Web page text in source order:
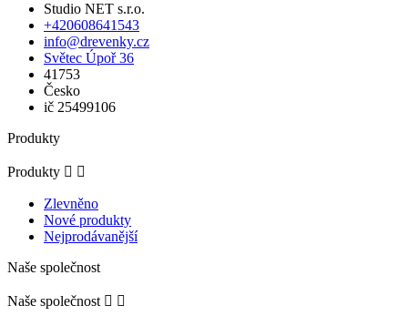
Studio NET s.r.o.
+420608641543
info@drevenky.cz
Světec Úpoř 36
41753
Česko
ič 25499106
Produkty
Produkty  
Zlevněno
Nové produkty
Nejprodávanější
Naše společnost
Naše společnost  